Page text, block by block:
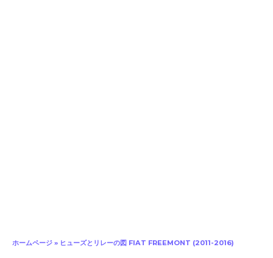
ホームページ » ヒューズとリレーの図 FIAT FREEMONT (2011-2016)